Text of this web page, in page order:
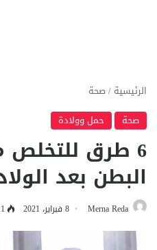
الرئيسية /صحة
صحة
حمل وولادة
6 طرق
البطن بعد
Merna Reda 8 فبراير، 2021